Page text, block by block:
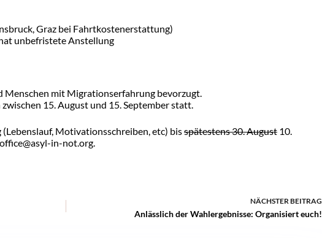
Graz bei Fahrtkostenerstattung)
unbefristete Anstellung
mit Migrationserfahrung bevorzugt.
15. August und 15. September statt.
Motivationsschreiben, etc) bisspätestens 30. August 10.
in-not.org.
NÄCHSTER BEITRAG
Anlässlich der Wahlergebnisse: Organisiert euch!